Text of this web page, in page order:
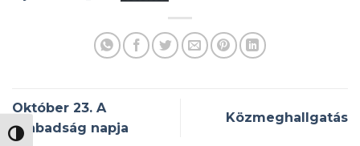
NAGY KONTRASZT VÁLTÁSA
Október 23. A
szabadság napja
Közmeghallgatás